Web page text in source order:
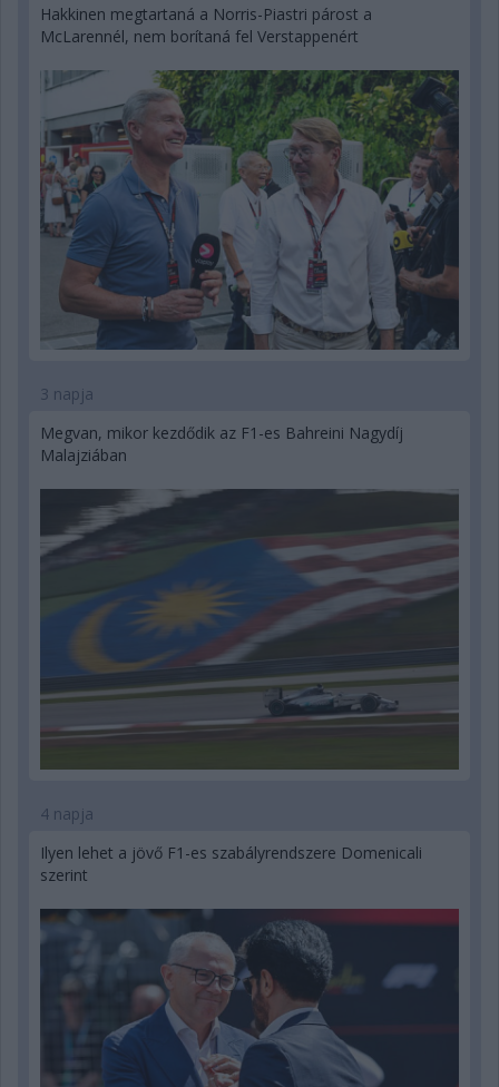
Hakkinen megtartaná a Norris-Piastri párost a
McLarennél, nem borítaná fel Verstappenért
3 napja
Megvan, mikor kezdődik az F1-es Bahreini Nagydíj
Malajziában
4 napja
Ilyen lehet a jövő F1-es szabályrendszere Domenicali
szerint